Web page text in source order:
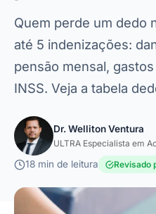
Quem perde um dedo
até 5 indenizações:
pensão mensal,
INSS. Veja a tabela
Dr. Welliton Ventura
ULTRA Especialista em
18 min de leitura Revisado